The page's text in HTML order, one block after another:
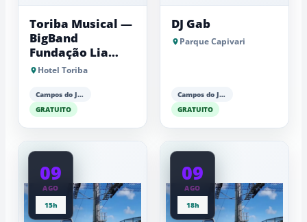
Toriba Musical —
BigBand
Fundação Lia
Maria Aguiar
Hotel Toriba
Campos do Jordão
GRATUITO
DJ Gab
Parque Capivari
Campos do Jordão
GRATUITO
09
AGO
15h
09
AGO
18h